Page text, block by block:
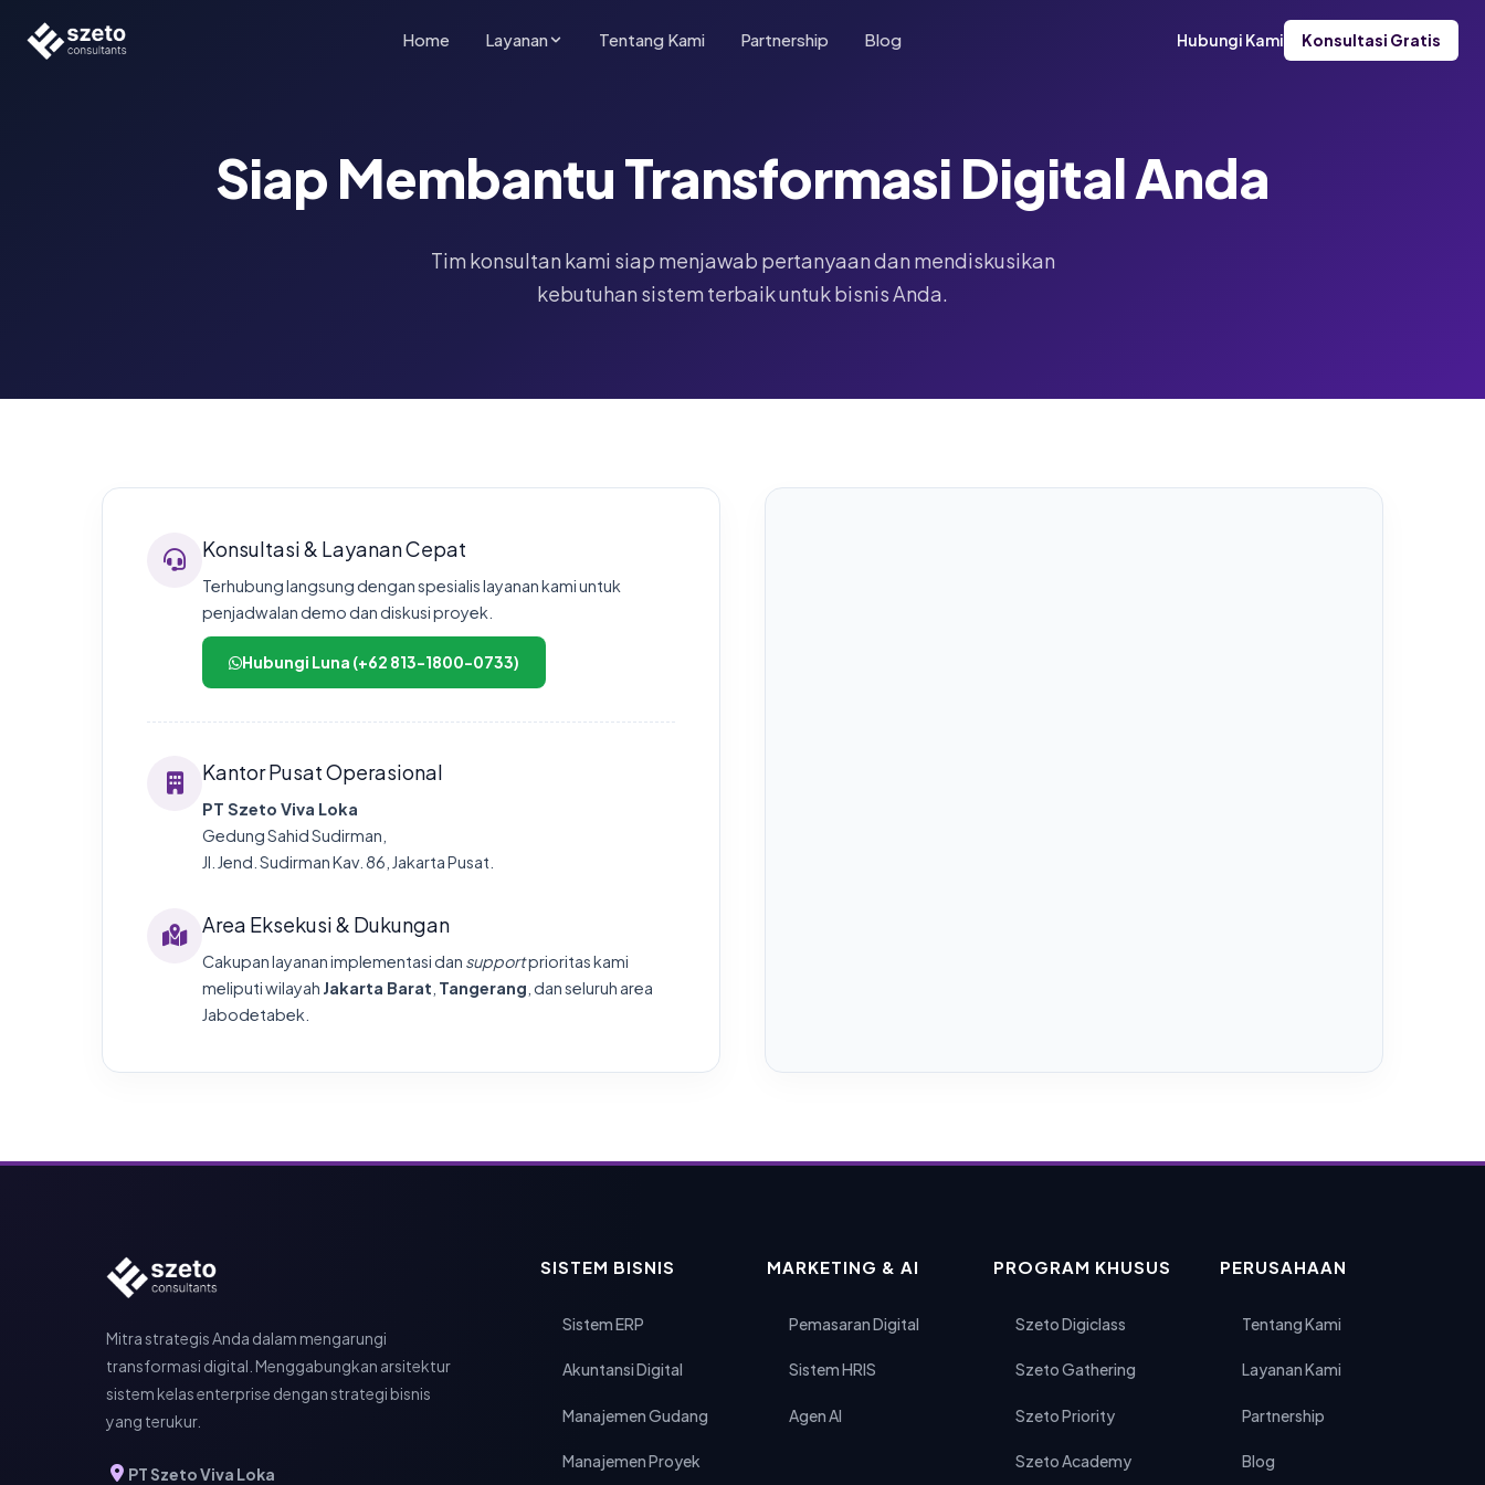
Home Layanan Tentang Kami Partnership Blog Hubungi Kami Konsultasi Gratis
Siap Membantu Transformasi Digital Anda
Tim konsultan kami siap menjawab pertanyaan dan mendiskusikan
kebutuhan sistem terbaik untuk bisnis Anda.
Konsultasi & Layanan Cepat
Terhubung langsung dengan spesialis layanan kami untuk
penjadwalan demo dan diskusi proyek.
Hubungi Luna (+62 813-1800-0733)
Kantor Pusat Operasional
PT Szeto Viva Loka
Gedung Sahid Sudirman,
Jl. Jend. Sudirman Kav. 86, Jakarta Pusat.
Area Eksekusi & Dukungan
Cakupan layanan implementasi dan supportprioritas kami
meliputi wilayah Jakarta Barat Tangerang , dan seluruh area
Jabodetabek.
Mitra strategis Anda dalam mengarungi
transformasi digital. Menggabungkan arsitektur
sistem kelas enterprise dengan strategi bisnis
yang terukur.
PT Szeto Viva Loka
SISTEM BISNIS
Sistem ERP
Akuntansi Digital
Manajemen Gudang
Manajemen Proyek
MARKETING & AI
Pemasaran Digital
Sistem HRIS
Agen AI
PROGRAM KHUSUS
Szeto Digiclass
Szeto Gathering
Szeto Priority
Szeto Academy
PERUSAHAAN
Tentang Kami
Layanan Kami
Partnership
Blog